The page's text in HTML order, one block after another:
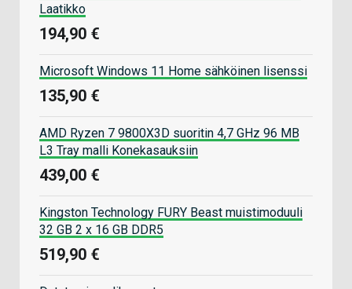
Laatikko
194,90 €
Microsoft Windows 11 Home sähköinen lisenssi
135,90 €
AMD Ryzen 7 9800X3D suoritin 4,7 GHz 96 MB
L3 Tray malli Konekasauksiin
439,00 €
Kingston Technology FURY Beast muistimoduuli
32 GB 2 x 16 GB DDR5
519,90 €